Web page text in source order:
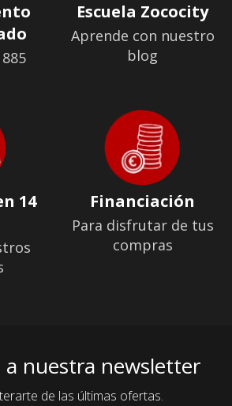
Escuela Zococity
Aprende con nuestro
blog
14
Financiación
Para disfrutar de tus
compras
a nuestra newsletter
de las últimas ofertas.